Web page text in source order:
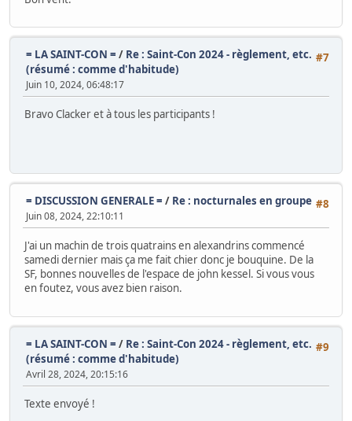
#7
= LA SAINT-CON = / Re : Saint-Con 2024 - règlement, etc.
(résumé : comme d'habitude)
Juin 10, 2024, 06:48:17
Bravo Clacker et à tous les participants !
#8
= DISCUSSION GENERALE = / Re : nocturnales en groupe
Juin 08, 2024, 22:10:11
J'ai un machin de trois quatrains en alexandrins commencé
samedi dernier mais ça me fait chier donc je bouquine. De la
SF, bonnes nouvelles de l'espace de john kessel. Si vous vous
en foutez, vous avez bien raison.
#9
= LA SAINT-CON = / Re : Saint-Con 2024 - règlement, etc.
(résumé : comme d'habitude)
Avril 28, 2024, 20:15:16
Texte envoyé !